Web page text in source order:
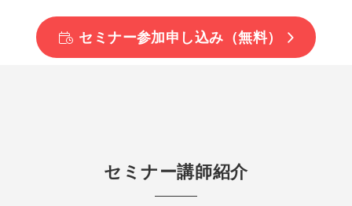
セミナー参加申し込み（無料）
セミナー講師紹介